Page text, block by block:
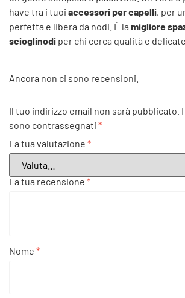
have tra i tuoi accessori per capelli, per
perfetta e libera da nodi. È la migliore
scioglinodi per chi cerca qualità e
Ancora non ci sono recensioni.
Il tuo indirizzo email non sarà pubblicato.
sono contrassegnati *
La tua valutazione *
La tua recensione *
Nome *